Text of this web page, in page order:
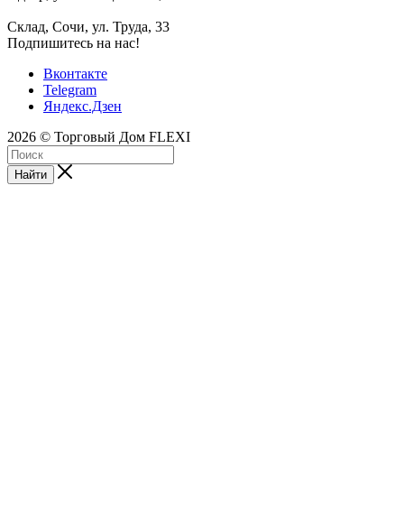
Склад, Сочи, ул. Труда, 33
Подпишитесь на нас!
Вконтакте
Telegram
Яндекс.Дзен
2026 © Торговый Дом FLEXI
Найти